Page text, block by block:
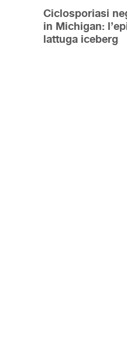
Ciclosporiasi
in Michigan:
lattuga iceberg